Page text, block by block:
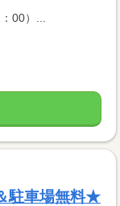
00）...
駐車場無料★